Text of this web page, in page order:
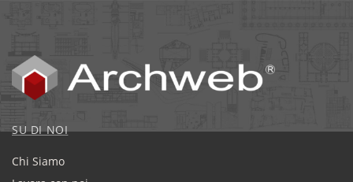
SU DI NOI
Chi Siamo